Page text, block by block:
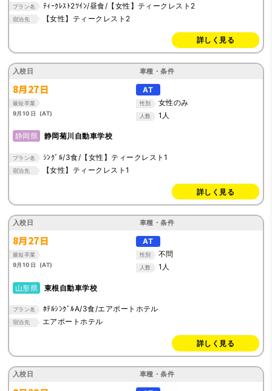
プラン名 ﾃｨｰｸﾚｽﾄ2ﾂｲﾝ/昼食/【女性】ティークレスト2
宿泊先 【女性】ティークレスト2
詳しく見る
入校日
8月27日
最短卒業
9月10日 (AT)
車種・条件
AT
性別 女性のみ
人数 1人
静岡県 静岡菊川自動車学校
プラン名 ｼﾝｸﾞﾙ/3食/【女性】ティークレスト1
宿泊先 【女性】ティークレスト1
詳しく見る
入校日
8月27日
最短卒業
9月10日 (AT)
車種・条件
AT
性別 不問
人数 1人
山形県 東根自動車学校
プラン名 ﾎﾃﾙｼﾝｸﾞﾙA/3食/エアポートホテル
宿泊先 エアポートホテル
詳しく見る
入校日 車種・条件